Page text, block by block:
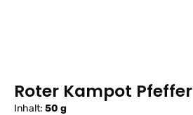
Roter Kampot Pfeffer
Inhalt: 50 g